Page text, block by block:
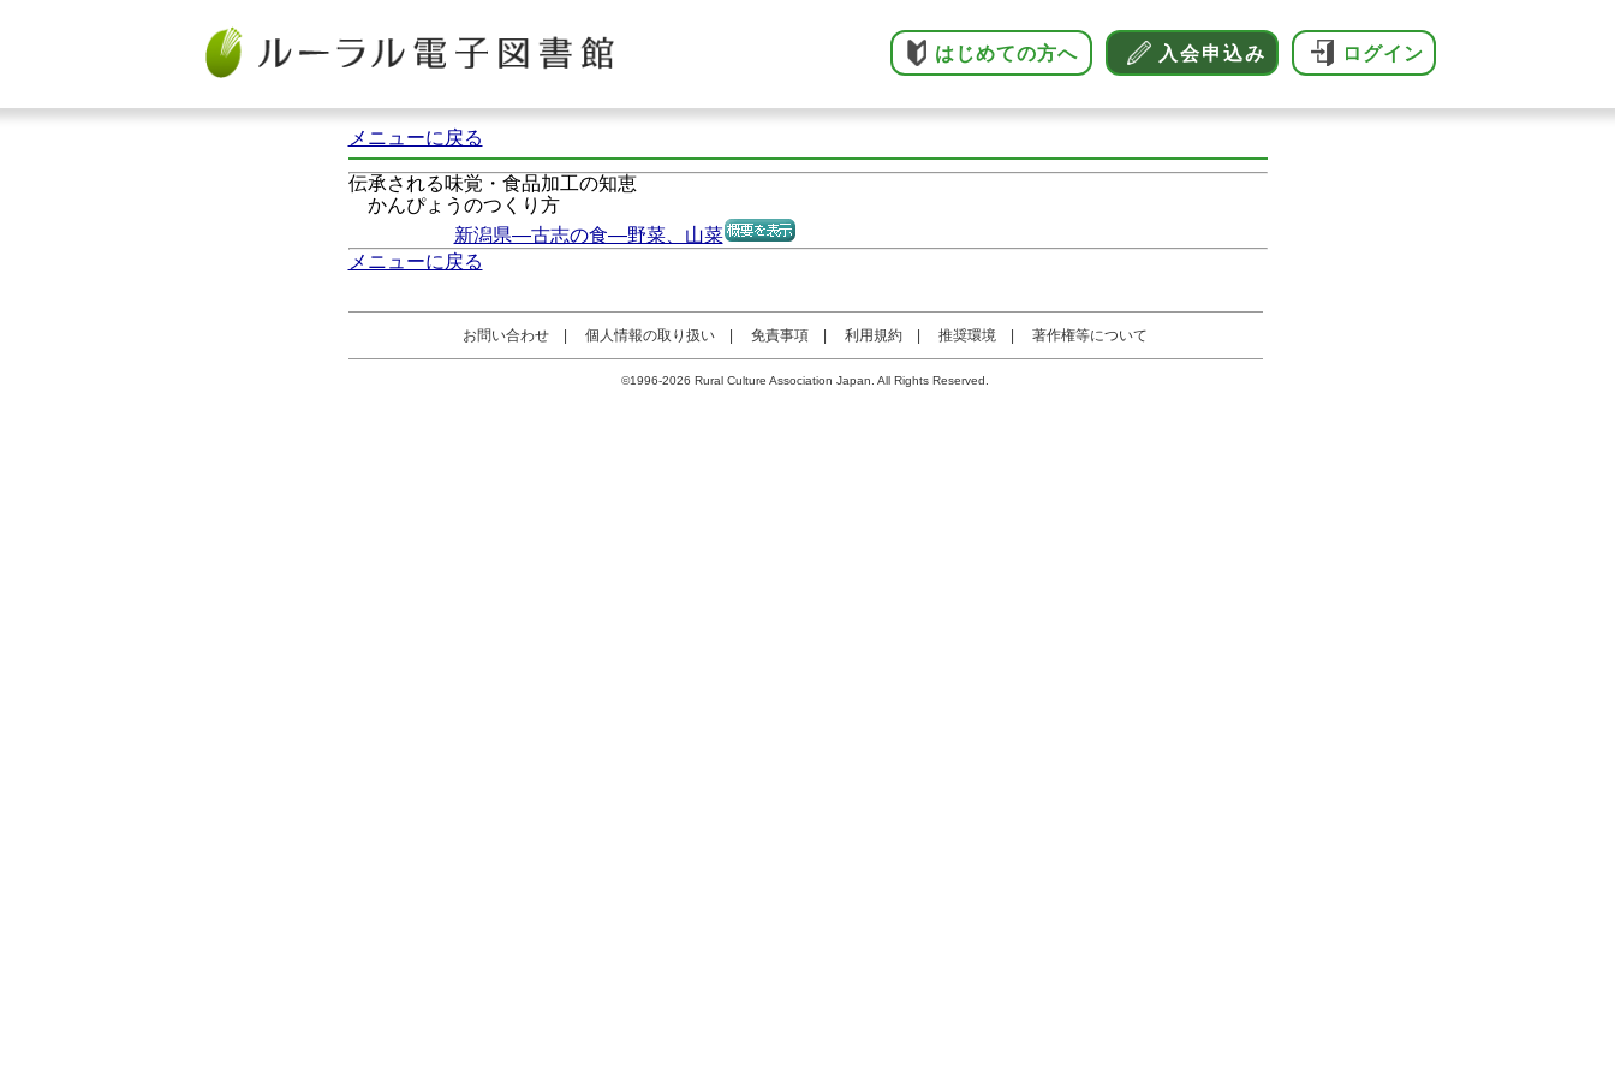
はじめての方へ 入会申込み ログイン
メニューに戻る
伝承される味覚・食品加工の知恵
かんぴょうのつくり方
新潟県―古志の食―野菜、山菜
メニューに戻る
お問い合わせ 個人情報の取り扱い 免責事項 利用規約 推奨環境 著作権等について
©1996-2026 Rural Culture Association Japan. All Rights Reserved.